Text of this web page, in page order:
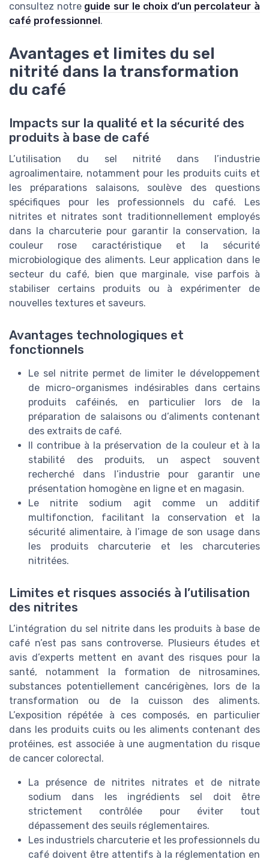
consultez notre guide sur le choix d’un percolateur à
café professionnel .
Avantages et limites du sel
nitrité dans la transformation
du café
Impacts sur la qualité et la sécurité des
produits à base de café
L’utilisation du sel nitrité dans l’industrie
agroalimentaire, notamment pour les produits cuits et
les préparations salaisons, soulève des questions
spécifiques pour les professionnels du café. Les
nitrites et nitrates sont traditionnellement employés
dans la charcuterie pour garantir la conservation, la
couleur rose caractéristique et la sécurité
microbiologique des aliments. Leur application dans le
secteur du café, bien que marginale, vise parfois à
stabiliser certains produits ou à expérimenter de
nouvelles textures et saveurs.
Avantages technologiques et
fonctionnels
Le sel nitrite permet de limiter le développement
de micro-organismes indésirables dans certains
produits caféinés, en particulier lors de la
préparation de salaisons ou d’aliments contenant
des extraits de café.
Il contribue à la préservation de la couleur et à la
stabilité des produits, un aspect souvent
recherché dans l’industrie pour garantir une
présentation homogène en ligne et en magasin.
Le nitrite sodium agit comme un additif
multifonction, facilitant la conservation et la
sécurité alimentaire, à l’image de son usage dans
les produits charcuterie et les charcuteries
nitritées.
Limites et risques associés à l’utilisation
des nitrites
L’intégration du sel nitrite dans les produits à base de
café n’est pas sans controverse. Plusieurs études et
avis d’experts mettent en avant des risques pour la
santé, notamment la formation de nitrosamines,
substances potentiellement cancérigènes, lors de la
transformation ou de la cuisson des aliments.
L’exposition répétée à ces composés, en particulier
dans les produits cuits ou les aliments contenant des
protéines, est associée à une augmentation du risque
de cancer colorectal.
La présence de nitrites nitrates et de nitrate
sodium dans les ingrédients sel doit être
strictement contrôlée pour éviter tout
dépassement des seuils réglementaires.
Les industriels charcuterie et les professionnels du
café doivent être attentifs à la réglementation en